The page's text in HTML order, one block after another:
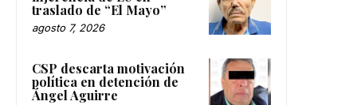
traslado de “El Mayo”
agosto 7, 2026
CSP descarta motivación
política en detención de
Ángel Aguirre